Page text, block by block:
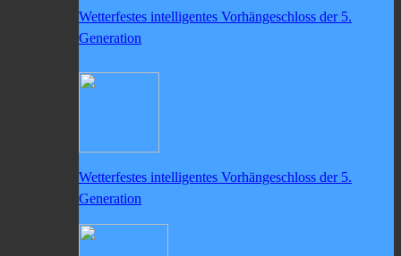
Wetterfestes intelligentes Vorhängeschloss der 5.
Generation
Wetterfestes intelligentes Vorhängeschloss der 5.
Generation